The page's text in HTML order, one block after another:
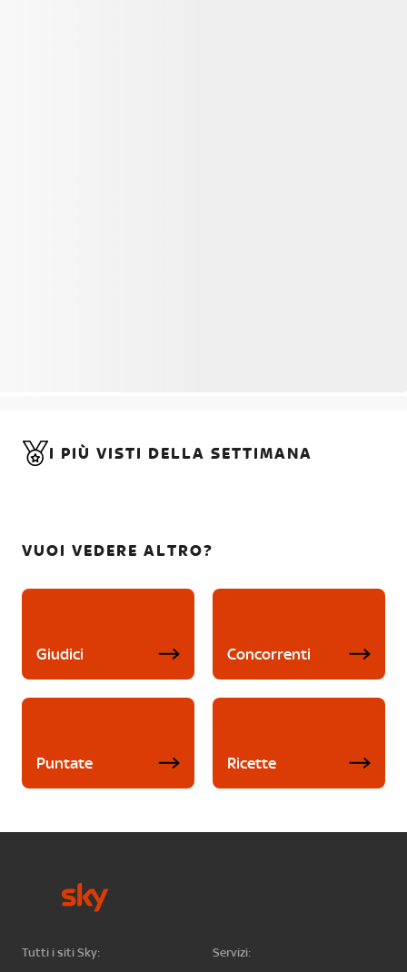
I PIÙ VISTI DELLA SETTIMANA
VUOI VEDERE ALTRO?
Giudici Concorrenti
Puntate Ricette
Tutti i siti Sky:
Servizi: